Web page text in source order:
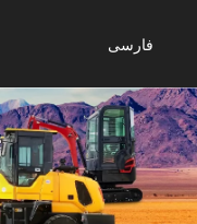
فارسی
indonesia
Türk dili
ไทย
Italiano